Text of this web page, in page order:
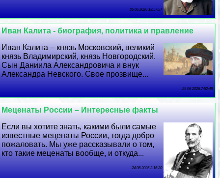
26 06 2026 18:57:57
Иван Калита - биография, политика и правление
Иван Калита – князь Московский, великий
князь Владимирский, князь Новгородский.
Сын Даниила Александровича и внук
Александра Невского. Свое прозвище...
25 06 2026 7:52:48
Меценаты России – Интересные факты
Если вы хотите знать, какими были самые
известные меценаты России, тогда добро
пожаловать. Мы уже рассказывали о том,
кто такие меценаты вообще, и откуда...
24 06 2026 2:16:30